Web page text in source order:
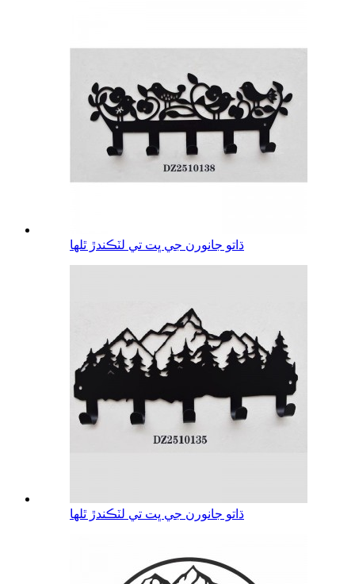
ڌاتو جانورن جي ڀت تي لٽڪندڙ ٿلها
ڌاتو جانورن جي ڀت تي لٽڪندڙ ٿلها